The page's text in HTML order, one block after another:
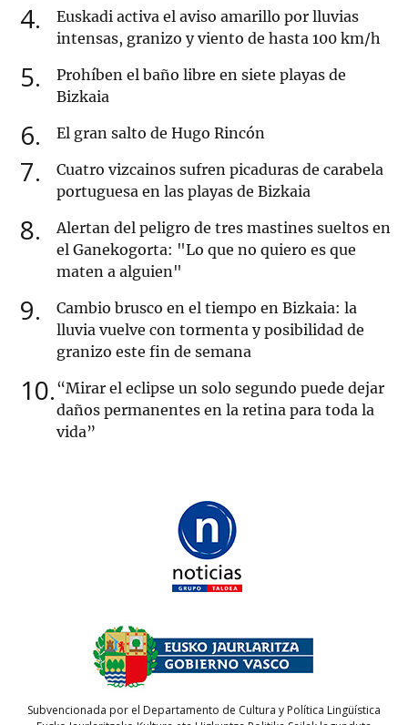
4
Euskadi activa el aviso amarillo por lluvias
intensas, granizo y viento de hasta 100 km/h
5
Prohíben el baño libre en siete playas de
Bizkaia
6 El gran salto de Hugo Rincón
7
Cuatro vizcainos sufren picaduras de carabela
portuguesa en las playas de Bizkaia
8
Alertan del peligro de tres mastines sueltos en
el Ganekogorta: "Lo que no quiero es que
maten a alguien"
9
Cambio brusco en el tiempo en Bizkaia: la
lluvia vuelve con tormenta y posibilidad de
granizo este fin de semana
10 “Mirar el eclipse un solo segundo puede dejar
daños permanentes en la retina para toda la
vida”
Subvencionada por el Departamento de Cultura y Política Lingüística